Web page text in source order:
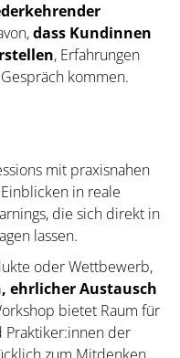
dass Kundinnen
, Erfahrungen
kommen.
mit praxisnahen
in reale
die sich direkt in
lassen.
oder Wettbewerb,
ehrlicher Austausch
bietet Raum für
Praktiker:innen der